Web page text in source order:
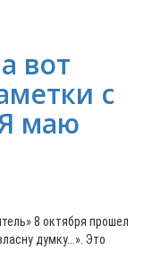
вот
с
маю
8 октября прошел
думку...». Это